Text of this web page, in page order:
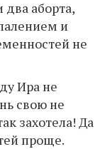
аборта,
и
не
Ира не
свою не
захотела! Да
проще.